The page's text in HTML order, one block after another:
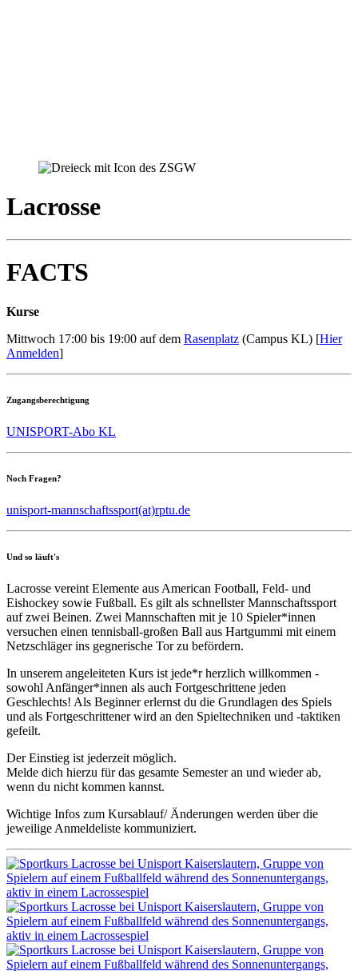
Lacrosse
FACTS
Kurse
Mittwoch 17:00 bis 19:00 auf dem Rasenplatz (Campus KL) [Hier
Anmelden]
Zugangsberechtigung
UNISPORT-Abo KL
Noch Fragen?
unisport-mannschaftssport(at)rptu.de
Und so läuft's
Lacrosse vereint Elemente aus American Football, Feld- und
Eishockey sowie Fußball. Es gilt als schnellster Mannschaftssport
auf zwei Beinen. Zwei Mannschaften mit je 10 Spieler*innen
versuchen einen tennisball-großen Ball aus Hartgummi mit einem
Netzschläger ins gegnerische Tor zu befördern.
In unserem angeleiteten Kurs ist jede*r herzlich willkommen -
sowohl Anfänger*innen als auch Fortgeschrittene jeden
Geschlechts! Als Beginner erlernst du die Grundlagen des Spiels
und als Fortgeschrittener wird an den Spieltechniken und -taktiken
gefeilt.
Der Einstieg ist jederzeit möglich.
Melde dich hierzu für das gesamte Semester an und wieder ab,
wenn du nicht kommen kannst.
Wichtige Infos zum Kursablauf/ Änderungen werden über die
jeweilige Anmeldeliste kommuniziert.